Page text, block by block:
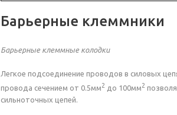
Барьерные клеммники
Барьерные клеммные колодки
Легкое подсоединение проводов в силовых
провода сечением от 0.5мм2 до 100мм2
сильноточных цепей.